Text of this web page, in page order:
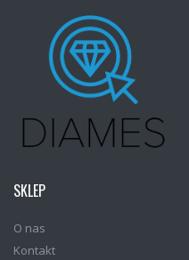
SKLEP
O nas
Kontakt